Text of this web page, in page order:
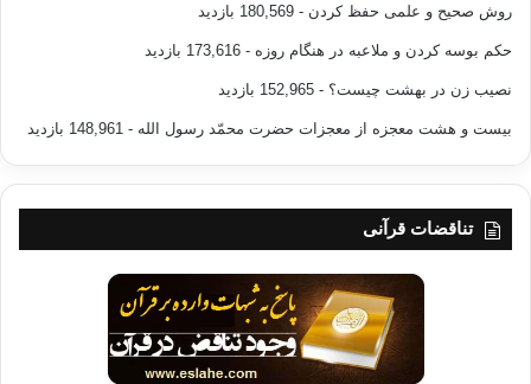
روش صحیح و علمی حفظ کردن - 180,569 بازدید
حکم بوسه کردن و ملاعبه در هنگام روزه - 173,616 بازدید
نصیب زن در بهشت چیست؟ - 152,965 بازدید
بیست و هشت معجزه از معجزات حضرت محمّد رسول الله - 148,961 بازدید
تناقضات قرآنی